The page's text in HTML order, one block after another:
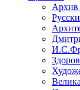
Архив